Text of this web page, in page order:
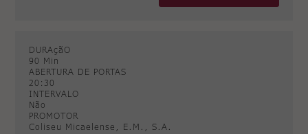
DURAçãO
90 Min
ABERTURA DE PORTAS
20:30
INTERVALO
Não
PROMOTOR
Coliseu Micaelense, E.M., S.A.